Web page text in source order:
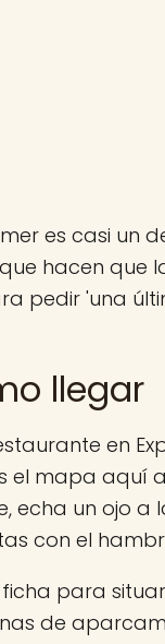
es casi un
hacen que
pedir 'una
llegar
en
el mapa
echa un ojo
con el
para
de